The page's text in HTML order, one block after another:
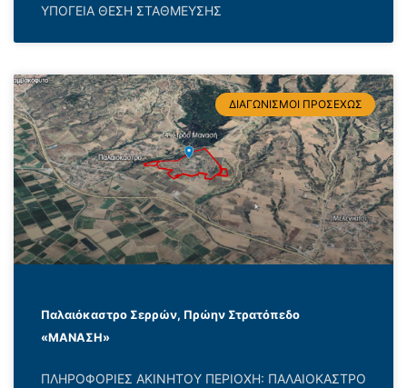
ΥΠΟΓΕΙΑ ΘΕΣΗ ΣΤΑΘΜΕΥΣΗΣ
ΔΙΑΓΩΝΙΣΜΟΙ ΠΡΟΣΕΧΩΣ
Παλαιόκαστρο Σερρών, Πρώην Στρατόπεδο
«ΜΑΝΑΣΗ»
ΠΛΗΡΟΦΟΡΙΕΣ ΑΚΙΝΗΤΟΥ ΠΕΡΙΟΧΗ: ΠΑΛΑΙΟΚΑΣΤΡΟ